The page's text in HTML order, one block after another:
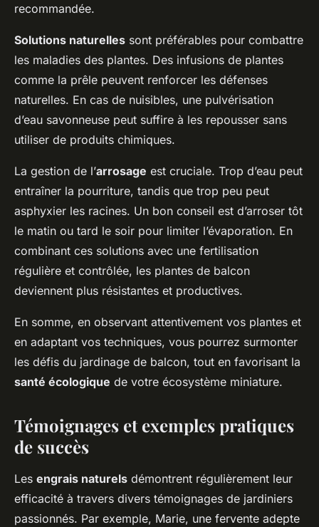
recommandée.
Solutions naturelles sont préférables pour combattre
les maladies des plantes. Des infusions de plantes
comme la prêle peuvent renforcer les défenses
naturelles. En cas de nuisibles, une pulvérisation
d’eau savonneuse peut suffire à les repousser sans
utiliser de produits chimiques.
La gestion de l’arrosage est cruciale. Trop d’eau peut
entraîner la pourriture, tandis que trop peu peut
asphyxier les racines. Un bon conseil est d’arroser tôt
le matin ou tard le soir pour limiter l’évaporation. En
combinant ces solutions avec une fertilisation
régulière et contrôlée, les plantes de balcon
deviennent plus résistantes et productives.
En somme, en observant attentivement vos plantes et
en adaptant vos techniques, vous pourrez surmonter
les défis du jardinage de balcon, tout en favorisant la
santé écologique de votre écosystème miniature.
Témoignages et exemples pratiques
de succès
Les engrais naturels démontrent régulièrement leur
efficacité à travers divers témoignages de jardiniers
passionnés. Par exemple, Marie, une fervente adepte